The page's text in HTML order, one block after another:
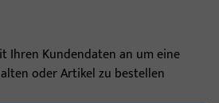
Ihren Kundendaten an um eine
oder Artikel zu bestellen